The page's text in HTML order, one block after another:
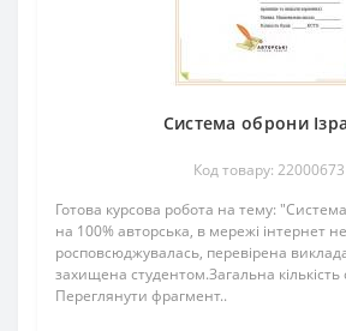
Система оброни
Код товару: 22000673
Готова курсова робота на тему:
на 100% авторська, в мережі інтернет не
росповсюджувалась, перевірена
захищена студентом.Загальна кількість
Переглянути фрагмент..